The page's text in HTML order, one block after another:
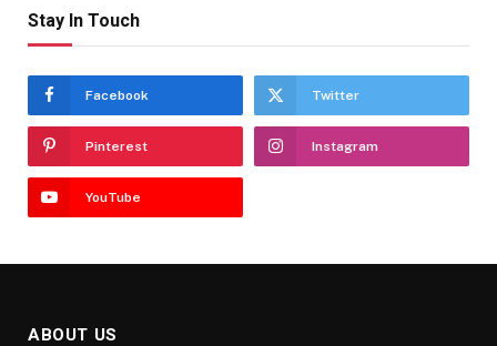
Stay In Touch
Facebook Twitter
Pinterest Instagram
YouTube
ABOUT US